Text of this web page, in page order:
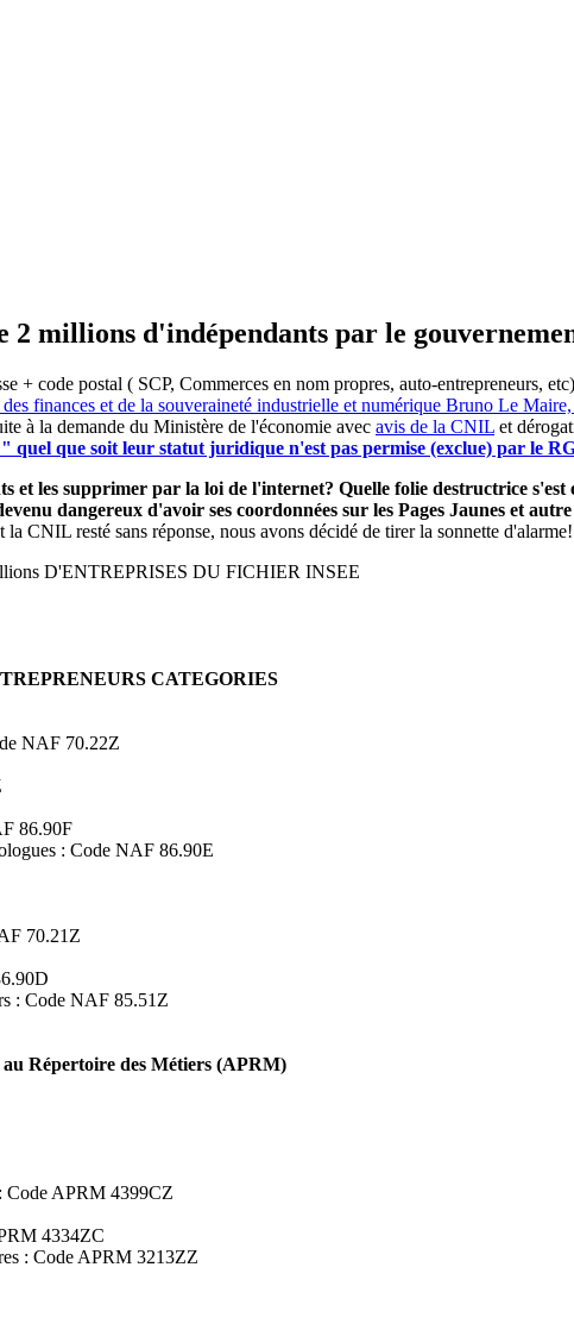
2 millions d'indépendants par le
+ code postal ( SCP, Commerces en nom propres, auto-entrepreneurs,
finances et de la souveraineté industrielle et numérique Bruno Le
à la demande du Ministère de l'économie avec avis de la CNIL et
" quel que soit leur statut juridique n'est pas permise (exclue) par le
les supprimer par la loi de l'internet? Quelle folie destructrice
dangereux d'avoir ses coordonnées sur les Pages Jaunes et
CNIL resté sans réponse, nous avons décidé de tirer la sonnette d'alarme!
D'ENTREPRISES DU FICHIER INSEE
CATEGORIES
NAF 70.22Z
86.90F
: Code NAF 86.90E
70.21Z
: Code NAF 85.51Z
Répertoire des Métiers (APRM)
Code APRM 4399CZ
4334ZC
: Code APRM 3213ZZ